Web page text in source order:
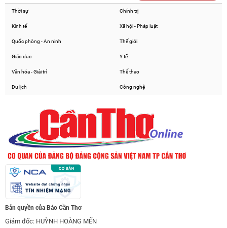
Thời sự Chính trị
Kinh tế Xã hội - Pháp luật
Quốc phòng - An ninh Thế giới
Giáo dục Y tế
Văn hóa - Giải trí Thể thao
Du lịch Công nghệ
Bản quyền của Báo Cần Thơ
Giám đốc: HUỲNH HOÀNG MẾN